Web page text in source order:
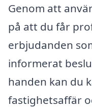
Genom att
på att du får
erbjudanden
informerat
handen kan du
fastighetsaffär